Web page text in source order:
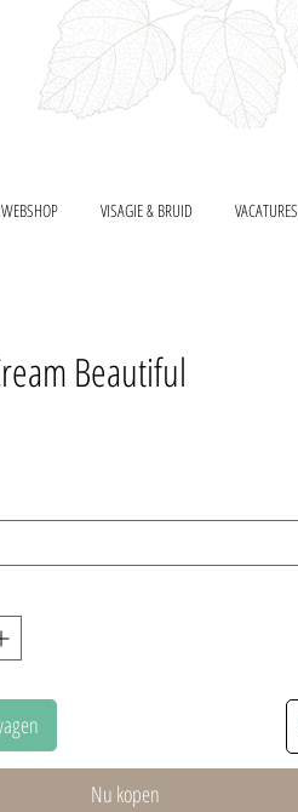
WEBSHOP VISAGIE & BRUID VACATURES
Beautiful
Nu kopen